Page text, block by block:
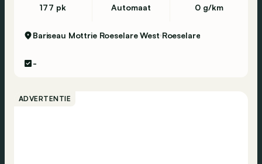
177 pk Automaat 0 g/km
Bariseau Mottrie Roeselare West Roeselare
-
ADVERTENTIE